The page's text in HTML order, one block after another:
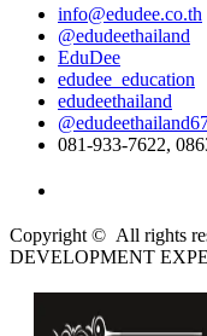
info@edudee.co.th
@edudeethailand
EduDee
edudee_education
edudeethailand
081-933-7622,
Copyright © All rights
DEVELOPMENT